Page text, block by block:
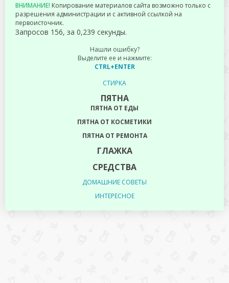
ВНИМАНИЕ! Копирование материалов сайта возможно только с
разрешения администрации и с активной ссылкой на
первоисточник.
Запросов 156, за 0,239 секунды.
Нашли ошибку?
Выделите ее и нажмите:
CTRL+ENTER
СТИРКА
ПЯТНА
ПЯТНА ОТ ЕДЫ
ПЯТНА ОТ КОСМЕТИКИ
ПЯТНА ОТ РЕМОНТА
ГЛАЖКА
СРЕДСТВА
ДОМАШНИЕ СОВЕТЫ
ИНТЕРЕСНОЕ